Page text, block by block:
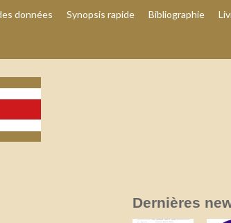
données Synopsis rapide Bibliographie
Dernières